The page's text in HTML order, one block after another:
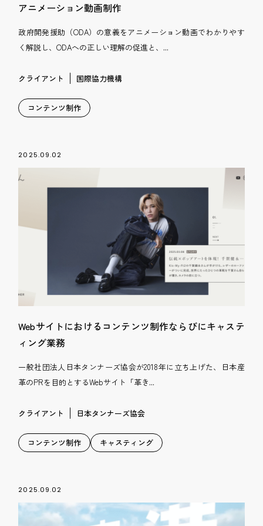
アニメーション動画制作
政府開発援助（ODA）の意義をアニメーション動画でわかりやす
く解説し、ODAへの正しい理解の促進と、...
クライアント 国際協力機構
コンテンツ制作
2025.09.02
Webサイトにおけるコンテンツ制作ならびにキャステ
ィング業務
一般社団法人日本タンナーズ協会が2018年に立ち上げた、日本産
革のPRを目的とするWebサイト「革き...
クライアント 日本タンナーズ協会
コンテンツ制作 キャスティング
2025.09.02